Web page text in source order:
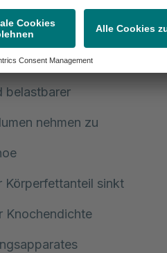
im Gehirn beeinflusst das
belastbarer
nehmen zu
Körperfettanteil sinkt
Knochendichte